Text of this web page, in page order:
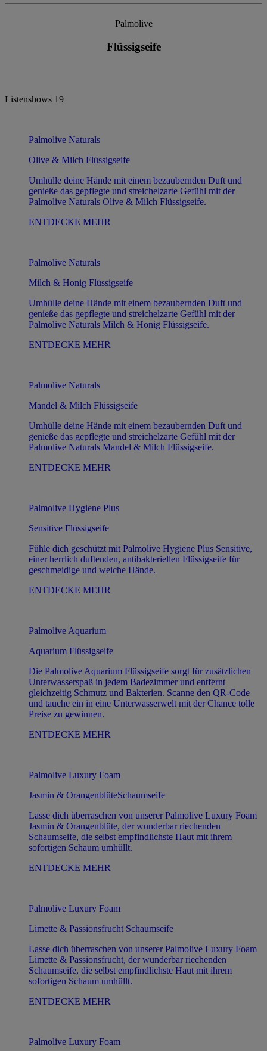
Palmolive
Flüssigseife
Listenshows 19
Palmolive Naturals
Olive & Milch Flüssigseife
Umhülle deine Hände mit einem bezaubernden Duft und
genieße das gepflegte und streichelzarte Gefühl mit der
Palmolive Naturals Olive & Milch Flüssigseife.
ENTDECKE MEHR
Palmolive Naturals
Milch & Honig Flüssigseife
Umhülle deine Hände mit einem bezaubernden Duft und
genieße das gepflegte und streichelzarte Gefühl mit der
Palmolive Naturals Milch & Honig Flüssigseife.
ENTDECKE MEHR
Palmolive Naturals
Mandel & Milch Flüssigseife
Umhülle deine Hände mit einem bezaubernden Duft und
genieße das gepflegte und streichelzarte Gefühl mit der
Palmolive Naturals Mandel & Milch Flüssigseife.
ENTDECKE MEHR
Palmolive Hygiene Plus
Sensitive Flüssigseife
Fühle dich geschützt mit Palmolive Hygiene Plus Sensitive,
einer herrlich duftenden, antibakteriellen Flüssigseife für
geschmeidige und weiche Hände.
ENTDECKE MEHR
Palmolive Aquarium
Aquarium Flüssigseife
Die Palmolive Aquarium Flüssigseife sorgt für zusätzlichen
Unterwasserspaß in jedem Badezimmer und entfernt
gleichzeitig Schmutz und Bakterien. Scanne den QR-Code
und tauche ein in eine Unterwasserwelt mit der Chance tolle
Preise zu gewinnen.
ENTDECKE MEHR
Palmolive Luxury Foam
Jasmin & OrangenblüteSchaumseife
Lasse dich überraschen von unserer Palmolive Luxury Foam
Jasmin & Orangenblüte, der wunderbar riechenden
Schaumseife, die selbst empfindlichste Haut mit ihrem
sofortigen Schaum umhüllt.
ENTDECKE MEHR
Palmolive Luxury Foam
Limette & Passionsfrucht Schaumseife
Lasse dich überraschen von unserer Palmolive Luxury Foam
Limette & Passionsfrucht, der wunderbar riechenden
Schaumseife, die selbst empfindlichste Haut mit ihrem
sofortigen Schaum umhüllt.
ENTDECKE MEHR
Palmolive Luxury Foam